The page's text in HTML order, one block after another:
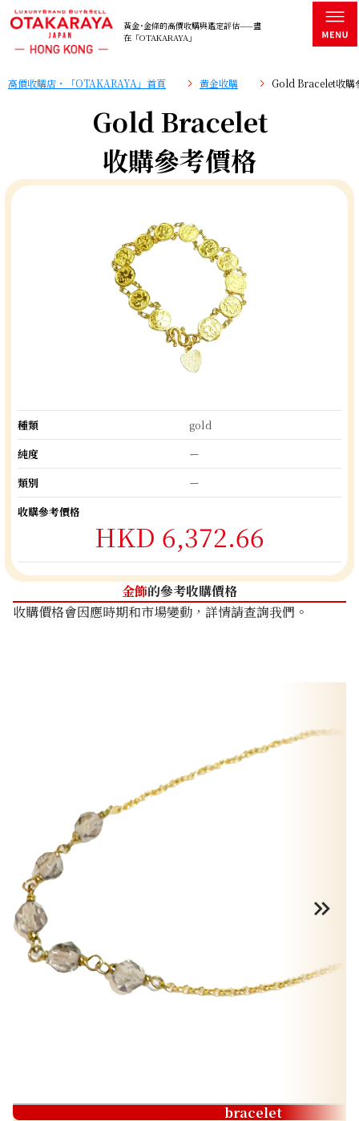
黃金･金條的高價收購與鑑定評估——盡
在「OTAKARAYA」
高價收購店・「OTAKARAYA」首頁 黄金收購 Gold Bracelet收購
Gold Bracelet
收購參考價格
種類
gold
純度
ー
類別
ー
收購參考價格
HKD 6,372.66
金飾的參考收購價格
收購價格會因應時期和市場變動，詳情請查詢我們。
bracelet